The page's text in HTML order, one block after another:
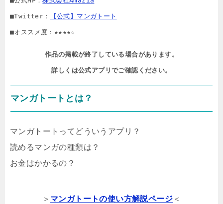
■Twitter： 【公式】マンガトート
■オススメ度：★★★★☆
作品の掲載が終了している場合があります。
詳しくは公式アプリでご確認ください。
マンガトートとは？
マンガトートってどういうアプリ？
読めるマンガの種類は？
お金はかかるの？
＞ マンガトートの使い方解説ページ ＜